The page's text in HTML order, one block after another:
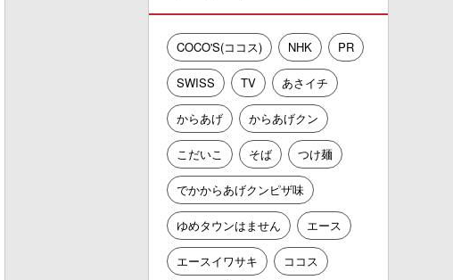
COCO'S(ココス) NHK PR
SWISS TV あさイチ
からあげ からあげクン
こだいこ そば つけ麺
でかからあげクンピザ味
ゆめタウンはません エース
エースイワサキ ココス